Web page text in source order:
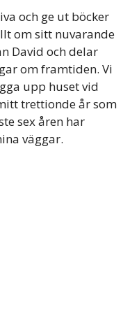
och ge ut böcker
om sitt nuvarande
David och delar
om framtiden. Vi
upp huset vid
trettionde år som
sex åren har
väggar.